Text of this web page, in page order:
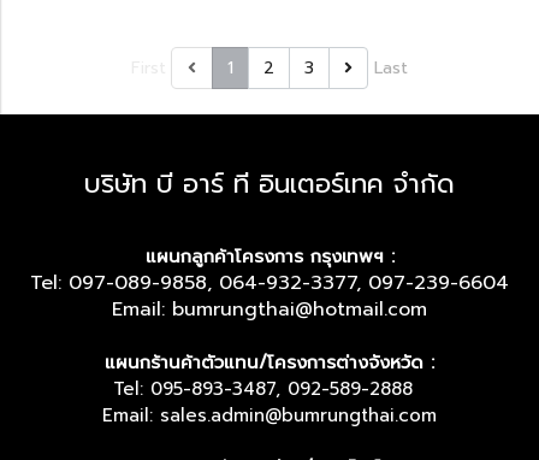
1 2 3 Last
บริษัท บี อาร์ ที อินเตอร์เทค จำกัด
แผนกลูกค้าโครงการ กรุงเทพฯ :
Tel: 097-089-9858, 064-932-3377, 097-239-6604
Email: bumrungthai@hotmail.com
แผนกร้านค้าตัวแทน/โครงการต่างจังหวัด :
Tel: 095-893-3487, 092-589-2888
Email: sales.admin@bumrungthai.com